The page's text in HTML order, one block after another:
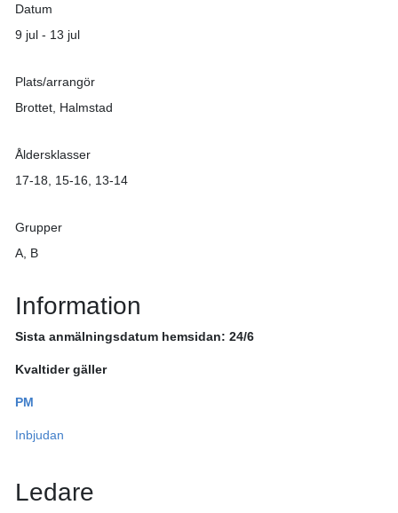
Datum
9 jul - 13 jul
Plats/arrangör
Brottet, Halmstad
Åldersklasser
17-18, 15-16, 13-14
Grupper
A, B
Information
Sista anmälningsdatum hemsidan: 24/6
Kvaltider gäller
PM
Inbjudan
Ledare